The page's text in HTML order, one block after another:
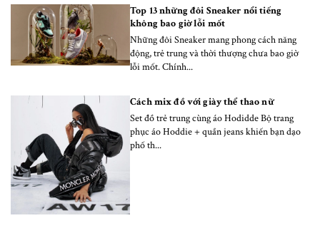
Top 13 những đôi Sneaker nổi tiếng
không bao giờ lỗi mốt
Những đôi Sneaker mang phong cách năng
động, trẻ trung và thời thượng chưa bao giờ
lỗi mốt. Chính...
Cách mix đồ với giày thể thao nữ
Set đồ trẻ trung cùng áo Hodidde Bộ trang
phục áo Hoddie + quần jeans khiến bạn dạo
phố th...